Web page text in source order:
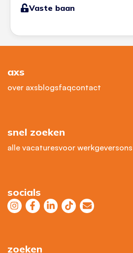
Vaste baan
axs
over axsblogsfaqcontact
snel zoeken
alle vacaturesvoor werkgevers
socials
zoeken